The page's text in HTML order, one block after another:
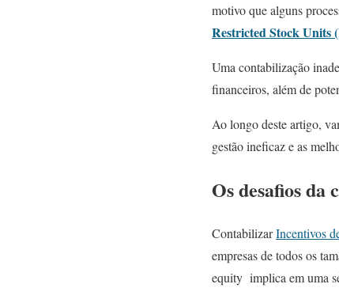
motivo que alguns
Restricted Stock Units
Uma contabilização
financeiros, além de
Ao longo deste artigo,
gestão ineficaz e as
Os desafios da
ContabilizarIncentivos
empresas de todos os
equity implica em uma